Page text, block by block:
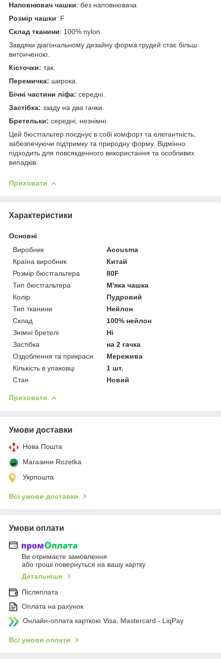
Наповнювач чашки: без наповнювача
Розмір чашки: F
Склад тканини: 100% nylon
Завдяки діагональному дизайну форма грудей стає більш
витонченою.
Кісточки: так.
Перемичка: широка.
Бічні частини ліфа: середні.
Застібка: ззаду на два гачки.
Бретельки: середні, незнімні.
Цей бюстгальтер поєднує в собі комфорт та елегантність,
забезпечуючи підтримку та природну форму. Відмінно
підходить для повсякденного використання та особливих
випадків.
Приховати
Характеристики
Основні
Виробник
Acousma
Країна виробник
Китай
Розмір бюстгальтера
80F
Тип бюстгальтера
М'яка чашка
Колір
Пудровий
Тип тканини
Нейлон
Склад
100% нейлон
Знімні бретелі
Ні
Застібка
на 2 гачка
Оздоблення та прикраси
Мережива
Кількість в упаковці
1 шт.
Стан
Новий
Приховати
Умови доставки
Нова Пошта
Магазини Rozetka
Укрпошта
Всі умови доставки
Умови оплати
Ви отримаєте замовлення
або гроші повернуться на вашу картку
Детальніше
Післяплата
Оплата на рахунок
Онлайн-оплата карткою Visa, Mastercard - LiqPay
Всі умови оплати